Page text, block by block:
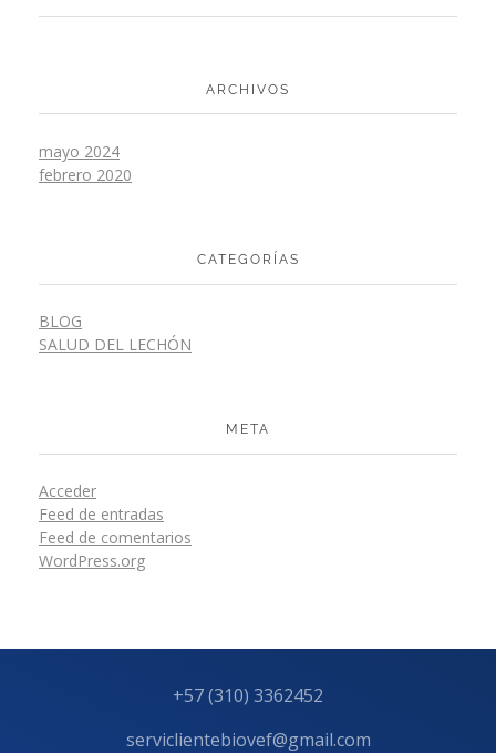
ARCHIVOS
mayo 2024
febrero 2020
CATEGORÍAS
BLOG
SALUD DEL LECHÓN
META
Acceder
Feed de entradas
Feed de comentarios
WordPress.org
+57 (310) 3362452
serviclientebiovef@gmail.com